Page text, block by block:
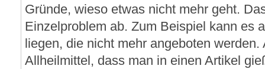
Gründe, wieso etwas nicht mehr geht.
Einzelproblem ab. Zum Beispiel kann es
liegen, die nicht mehr angeboten
Allheilmittel, dass man in einen Artikel